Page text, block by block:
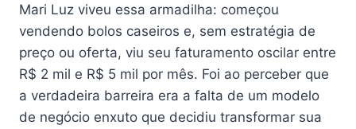
Mari Luz viveu essa armadilha: começou
vendendo bolos caseiros e, sem estratégia de
preço ou oferta, viu seu faturamento oscilar entre
R$ 2 mil e R$ 5 mil por mês. Foi ao perceber que
a verdadeira barreira era a falta de um modelo
de negócio enxuto que decidiu transformar sua